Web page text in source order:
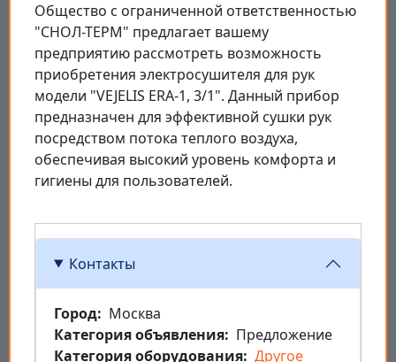
Общество с ограниченной ответственностью
"СНОЛ-ТЕРМ" предлагает вашему
предприятию рассмотреть возможность
приобретения электросушителя для рук
модели "VEJELIS ERA-1, 3/1". Данный прибор
предназначен для эффективной сушки рук
посредством потока теплого воздуха,
обеспечивая высокий уровень комфорта и
гигиены для пользователей.
Контакты
Город
Москва
Категория объявления
Предложение
Категория оборудования Другое